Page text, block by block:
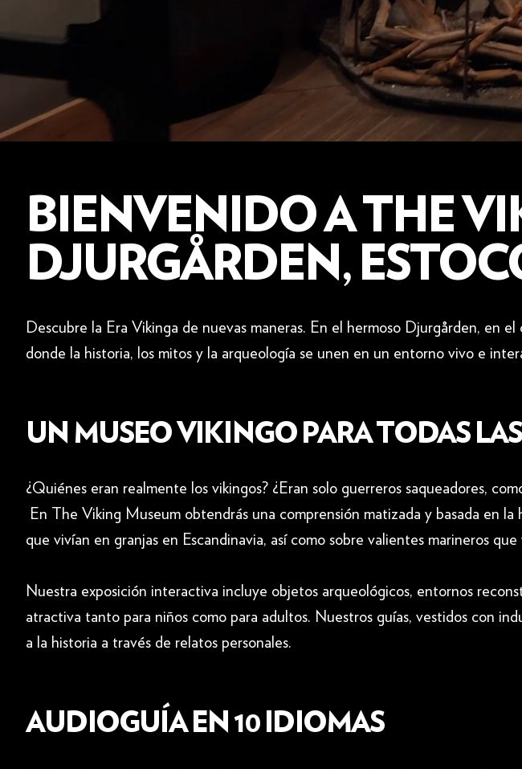
BIENVENIDO A THE
DJURGÅRDEN,
Descubre la Era Vikinga de nuevas maneras. En el hermoso Djurgården, en
donde la historia, los mitos y la arqueología se unen en un entorno vivo e
UN MUSEO VIKINGO PARA TODAS
¿Quiénes eran realmente los vikingos? ¿Eran solo guerreros saqueadores,
En The Viking Museum obtendrás una comprensión matizada y basada en
que vivían en granjas en Escandinavia, así como sobre valientes marineros
Nuestra exposición interactiva incluye objetos arqueológicos, entornos
atractiva tanto para niños como para adultos. Nuestros guías, vestidos con
a la historia a través de relatos personales.
AUDIOGUÍA EN 10 IDIOMAS